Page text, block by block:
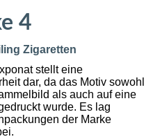
4
Zigaretten
stellt eine
dar, da das Motiv sowohl
als auch auf eine
wurde. Es lag
der Marke